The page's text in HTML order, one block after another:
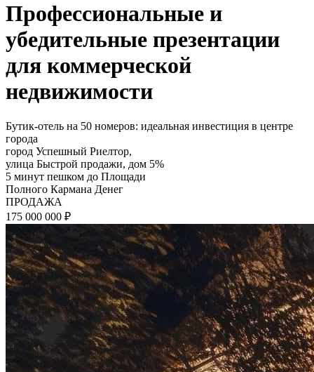
Профессиональные и
убедительные презентации
для коммерческой
недвижимости
Бутик-отель на 50 номеров: идеальная инвестиция в центре
города
город Успешный Риелтор,
улица Быстрой продажи, дом 5%
5 минут пешком до Площади
Полного Кармана Денег
ПРОДАЖА
175 000 000 ₽